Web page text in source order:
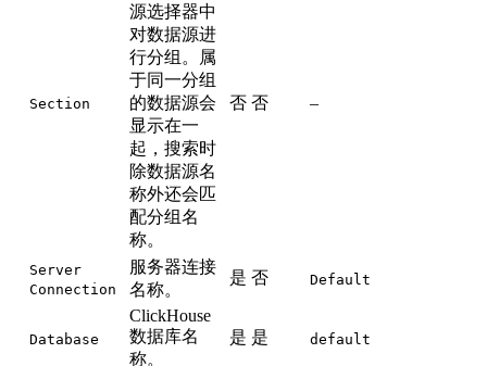
Section
源选择器中
对数据源进
行分组。属
于同一分组
的数据源会
显示在一
起，搜索时
除数据源名
称外还会匹
配分组名
称。
否 否 –
Server
Connection
服务器连接
名称。
是 否 Default
Database
ClickHouse
数据库名
称。
是 是 default